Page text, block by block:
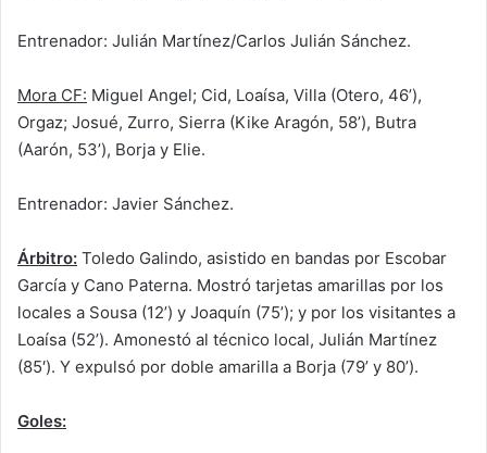
Entrenador: Julián Martínez/Carlos Julián Sánchez.
Mora CF: Miguel Angel; Cid, Loaísa, Villa (Otero, 46’),
Orgaz; Josué, Zurro, Sierra (Kike Aragón, 58’), Butra
(Aarón, 53’), Borja y Elie.
Entrenador: Javier Sánchez.
Árbitro: Toledo Galindo, asistido en bandas por Escobar
García y Cano Paterna. Mostró tarjetas amarillas por los
locales a Sousa (12’) y Joaquín (75’); y por los visitantes a
Loaísa (52’). Amonestó al técnico local, Julián Martínez
(85′). Y expulsó por doble amarilla a Borja (79’ y 80’).
Goles: